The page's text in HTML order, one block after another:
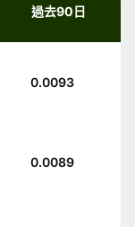
過去90日
0.0093
0.0089